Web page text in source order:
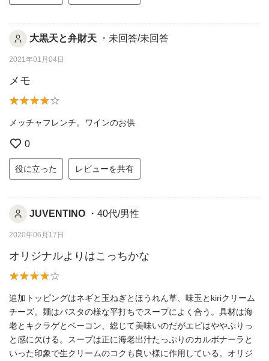
大黒天と弁財天 ・未回答/未回答
2021年01月04日
メモ
メッチャフレンチ。ワインのお供
0
役に立った レビューを共有
JUVENTINO ・40代/男性
2020年06月17日
オリジナルよりはこっちかな
追加トッピングはネギと玉ねぎとほうれん草、味玉とkiriクリーム
チーズ。麺はパスタの様な平打ちでスープによく合う。具材は海
老とキクラゲとベーコン、総じて美味いのだがエビはややぷりっ
と感に欠ける。スープは正に海老出汁たっぷりのカルボナーラと
いった印象で生クリームのコクも良い様に作用している。オリジ